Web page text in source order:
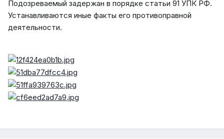
Подозреваемый задержан в порядке статьи 91 УПК РФ.
Устанавливаются иные факты его противоправной
деятельности.